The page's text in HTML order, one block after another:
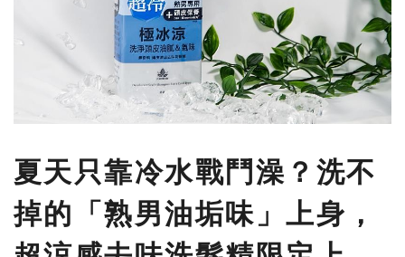
夏天只靠冷水戰鬥澡？洗不
掉的「熟男油垢味」上身，